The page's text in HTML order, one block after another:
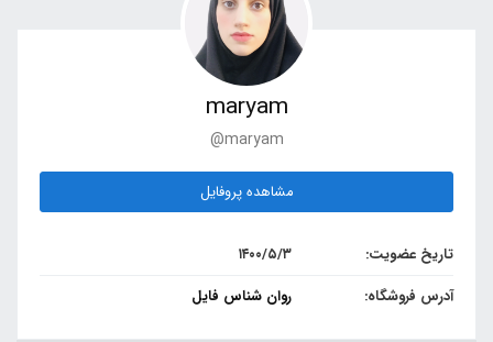
maryam
@maryam
مشاهده پروفایل
تاریخ عضویت:
۱۴۰۰/۵/۳
آدرس فروشگاه:
روان شناس فایل